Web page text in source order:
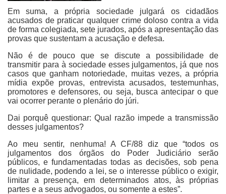
Em suma, a própria sociedade julgará os cidadãos
acusados de praticar qualquer crime doloso contra a vida
de forma colegiada, sete jurados, após a apresentação das
provas que sustentam a acusação e defesa.
Não é de pouco que se discute a possibilidade de
transmitir para à sociedade esses julgamentos, já que nos
casos que ganham notoriedade, muitas vezes, a própria
mídia expõe provas, entrevista acusados, testemunhas,
promotores e defensores, ou seja, busca antecipar o que
vai ocorrer perante o plenário do júri.
Dai porquê questionar: Qual razão impede a transmissão
desses julgamentos?
Ao meu sentir, nenhuma! A CF/88 diz que “todos os
julgamentos dos órgãos do Poder Judiciário serão
públicos, e fundamentadas todas as decisões, sob pena
de nulidade, podendo a lei, se o interesse público o exigir,
limitar a presença, em determinados atos, às próprias
partes e a seus advogados, ou somente a estes”.